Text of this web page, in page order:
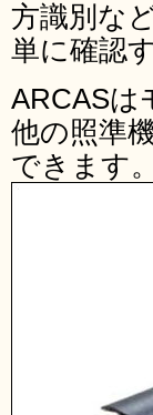
方識別な
単に確認
ARCASは
他の照準
できます